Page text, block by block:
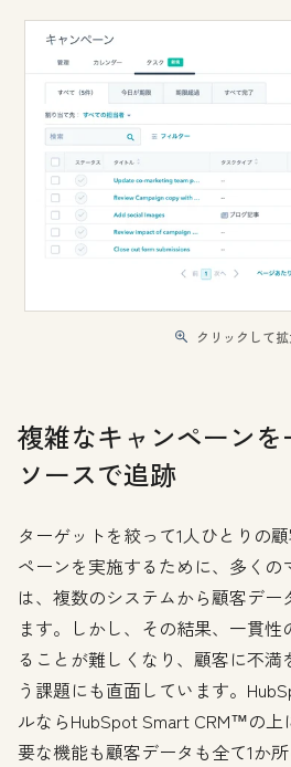
クリックして
複雑なキャンペーンを
ソースで追跡
ターゲットを絞って1人ひとりの
ペーンを実施するために、多く
は、複数のシステムから顧客デー
ます。しかし、その結果、一貫
ることが難しくなり、顧客に不満
う課題にも直面しています。
ルならHubSpot Smart CRM™の
要な機能も顧客データも全て1か